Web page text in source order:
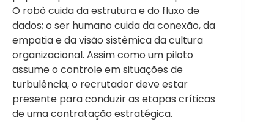
O robô cuida da estrutura e do fluxo de
dados; o ser humano cuida da conexão, da
empatia e da visão sistêmica da cultura
organizacional. Assim como um piloto
assume o controle em situações de
turbulência, o recrutador deve estar
presente para conduzir as etapas críticas
de uma contratação estratégica.